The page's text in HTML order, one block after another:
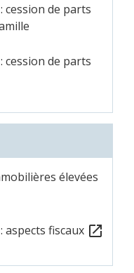
de parts
de parts
élevées
fiscaux open_in_new